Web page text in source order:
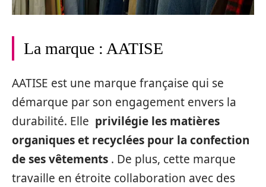
La marque : AATISE
AATISE est une marque française qui se
démarque par son engagement envers la
durabilité. Elle privilégie les matières
organiques et recyclées pour la confection
de ses vêtements . De plus, cette marque
travaille en étroite collaboration avec des